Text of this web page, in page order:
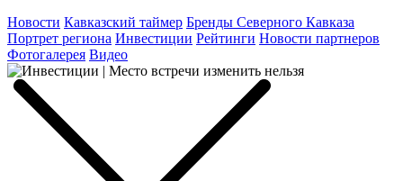
Новости Кавказский таймер Бренды Северного Кавказа
Портрет региона Инвестиции Рейтинги Новости партнеров
Фотогалерея Видео